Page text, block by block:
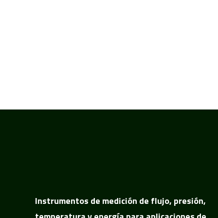
Instrumentos de medición de flujo, presión,